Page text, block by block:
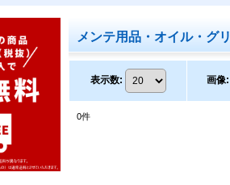
メンテ用品・オイル・グ
表示数: 画像:
0件